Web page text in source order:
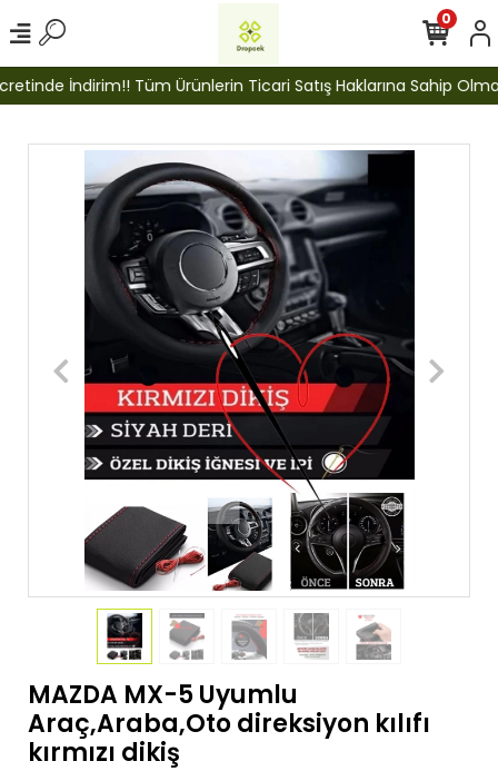
İndirim!! Tüm Ürünlerin Ticari Satış Haklarına Sahip
0
MAZDA MX-5 Uyumlu
Araç,Araba,Oto direksiyon kılıfı
kırmızı dikiş